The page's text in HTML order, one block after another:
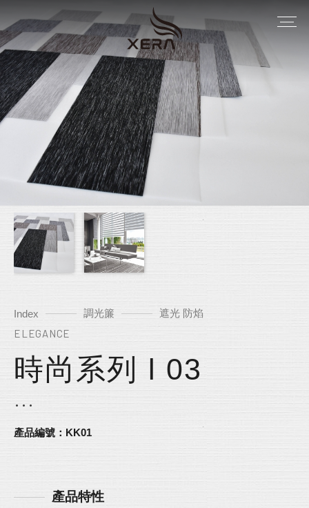
Index 調光簾 遮光 防焰
ELEGANCE
時尚系列 l 03
產品編號：KK01
產品特性